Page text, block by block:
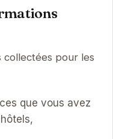
collectées pour les
que vous avez